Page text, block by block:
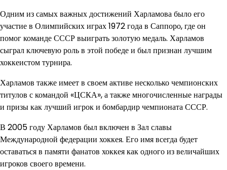
Одним из самых важных достижений Харламова было его
участие в Олимпийских играх 1972 года в Саппоро, где он
помог команде СССР выиграть золотую медаль. Харламов
сыграл ключевую роль в этой победе и был признан лучшим
хоккеистом турнира.
Харламов также имеет в своем активе несколько чемпионских
титулов с командой «ЦСКА», а также многочисленные награды
и призы как лучший игрок и бомбардир чемпионата СССР.
В 2005 году Харламов был включен в Зал славы
Международной федерации хоккея. Его имя всегда будет
оставаться в памяти фанатов хоккея как одного из величайших
игроков своего времени.